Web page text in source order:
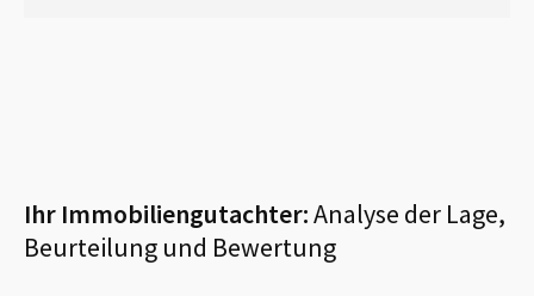
Ihr Immobiliengutachter:Analyse der Lage,
Beurteilung und Bewertung